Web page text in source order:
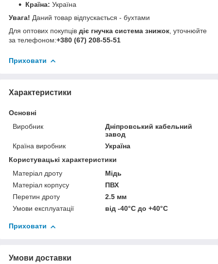
Країна: Україна
Увага! Даний товар відпускається - бухтами
Для оптових покупців діє гнучка система знижок , уточнюйте
за телефоном:+380 (67) 208-55-51
Приховати
Характеристики
Основні
Виробник
Дніпровський кабельний
завод
Країна виробник
Україна
Користувацькі характеристики
Матеріал дроту
Мідь
Матеріал корпусу
ПВХ
Перетин дроту
2.5 мм
Умови експлуатації
від -40°С до +40°С
Приховати
Умови доставки